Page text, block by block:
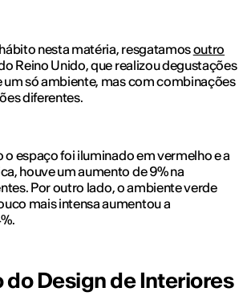
nesta matéria, resgatamosoutro
Reino Unido, que realizou degustações
um só ambiente, mas com combinações
diferentes.
o espaço foi iluminado em vermelho e a
houve um aumento de 9% na
Por outro lado, o ambiente verde
mais intensa aumentou a
do Design de Interiores